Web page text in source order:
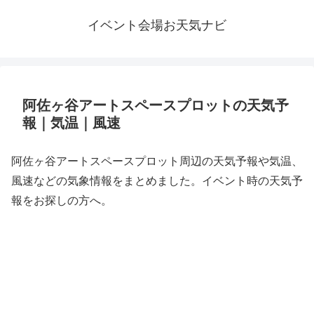
イベント会場お天気ナビ
阿佐ヶ谷アートスペースプロットの天気予
報｜気温｜風速
阿佐ヶ谷アートスペースプロット周辺の天気予報や気温、
風速などの気象情報をまとめました。イベント時の天気予
報をお探しの方へ。